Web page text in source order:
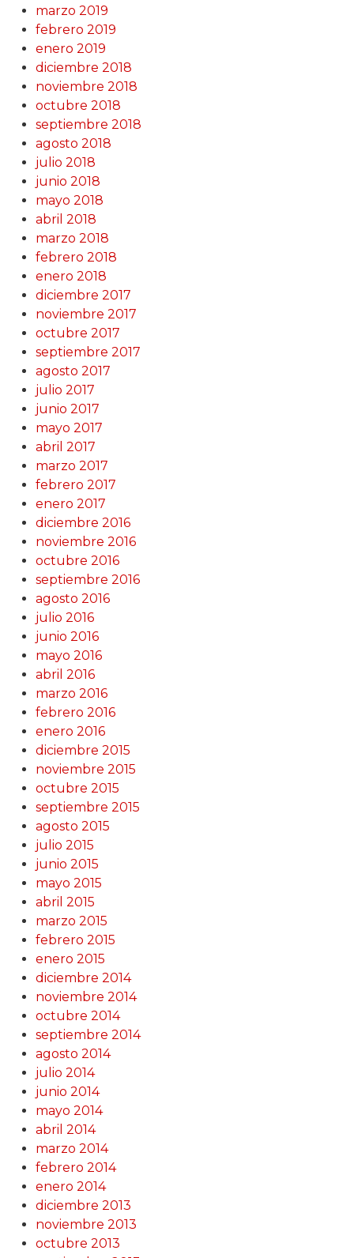
marzo 2019
febrero 2019
enero 2019
diciembre 2018
noviembre 2018
octubre 2018
septiembre 2018
agosto 2018
julio 2018
junio 2018
mayo 2018
abril 2018
marzo 2018
febrero 2018
enero 2018
diciembre 2017
noviembre 2017
octubre 2017
septiembre 2017
agosto 2017
julio 2017
junio 2017
mayo 2017
abril 2017
marzo 2017
febrero 2017
enero 2017
diciembre 2016
noviembre 2016
octubre 2016
septiembre 2016
agosto 2016
julio 2016
junio 2016
mayo 2016
abril 2016
marzo 2016
febrero 2016
enero 2016
diciembre 2015
noviembre 2015
octubre 2015
septiembre 2015
agosto 2015
julio 2015
junio 2015
mayo 2015
abril 2015
marzo 2015
febrero 2015
enero 2015
diciembre 2014
noviembre 2014
octubre 2014
septiembre 2014
agosto 2014
julio 2014
junio 2014
mayo 2014
abril 2014
marzo 2014
febrero 2014
enero 2014
diciembre 2013
noviembre 2013
octubre 2013